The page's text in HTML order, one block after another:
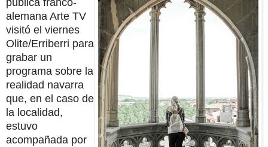
pública franco-
alemana Arte TV
visitó el viernes
Olite/Erriberri para
grabar un
programa sobre la
realidad navarra
que, en el caso de
la localidad,
estuvo
acompañada por